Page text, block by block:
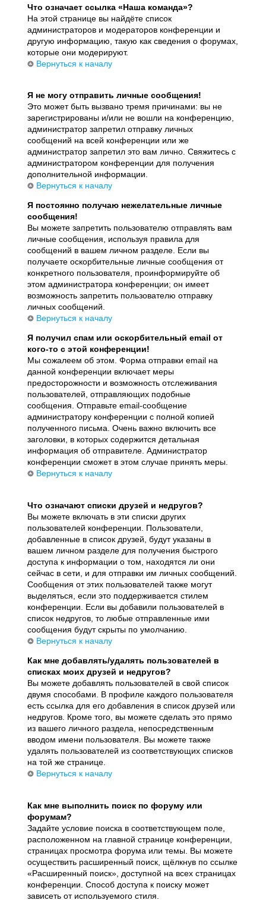
Что означает ссылка «Наша команда»?
На этой странице вы найдёте список
администраторов и модераторов конференции и
другую информацию, такую как сведения о форумах,
которые они модерируют.
Вернуться к началу
Я не могу отправить личные сообщения!
Это может быть вызвано тремя причинами: вы не
зарегистрированы и/или не вошли на конференцию,
администратор запретил отправку личных
сообщений на всей конференции или же
администратор запретил это вам лично. Свяжитесь с
администратором конференции для получения
дополнительной информации.
Вернуться к началу
Я постоянно получаю нежелательные личные
сообщения!
Вы можете запретить пользователю отправлять вам
личные сообщения, используя правила для
сообщений в вашем личном разделе. Если вы
получаете оскорбительные личные сообщения от
конкретного пользователя, проинформируйте об
этом администратора конференции; он имеет
возможность запретить пользователю отправку
личных сообщений.
Вернуться к началу
Я получил спам или оскорбительный email от
кого-то с этой конференции!
Мы сожалеем об этом. Форма отправки email на
данной конференции включает меры
предосторожности и возможность отслеживания
пользователей, отправляющих подобные
сообщения. Отправьте email-сообщение
администратору конференции с полной копией
полученного письма. Очень важно включить все
заголовки, в которых содержится детальная
информация об отправителе. Администратор
конференции сможет в этом случае принять меры.
Вернуться к началу
Что означают списки друзей и недругов?
Вы можете включать в эти списки других
пользователей конференции. Пользователи,
добавленные в список друзей, будут указаны в
вашем личном разделе для получения быстрого
доступа к информации о том, находятся ли они
сейчас в сети, и для отправки им личных сообщений.
Сообщения от этих пользователей также могут
выделяться, если это поддерживается стилем
конференции. Если вы добавили пользователей в
список недругов, то любые отправленные ими
сообщения будут скрыты по умолчанию.
Вернуться к началу
Как мне добавлять/удалять пользователей в
списках моих друзей и недругов?
Вы можете добавлять пользователей в свой список
двумя способами. В профиле каждого пользователя
есть ссылка для его добавления в список друзей или
недругов. Кроме того, вы можете сделать это прямо
из вашего личного раздела, непосредственным
вводом имени пользователя. Вы можете также
удалять пользователей из соответствующих списков
на той же странице.
Вернуться к началу
Как мне выполнить поиск по форуму или
форумам?
Задайте условие поиска в соответствующем поле,
расположенном на главной странице конференции,
страницах просмотра форума или темы. Вы можете
осуществить расширенный поиск, щёлкнув по ссылке
«Расширенный поиск», доступной на всех страницах
конференции. Способ доступа к поиску может
зависеть от используемого стиля.